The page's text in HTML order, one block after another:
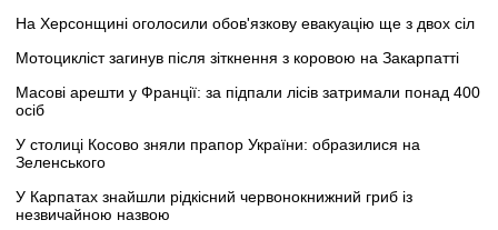
На Херсонщині оголосили обов'язкову евакуацію ще з двох сіл
Мотоцикліст загинув після зіткнення з коровою на Закарпатті
Масові арешти у Франції: за підпали лісів затримали понад 400
осіб
У столиці Косово зняли прапор України: образилися на
Зеленського
У Карпатах знайшли рідкісний червонокнижний гриб із
незвичайною назвою